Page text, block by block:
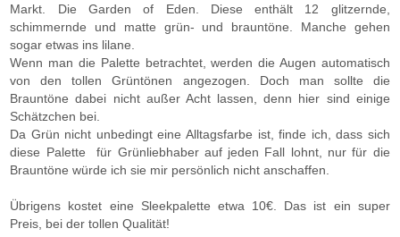
Markt. Die Garden of Eden. Diese enthält 12 glitzernde,
schimmernde und matte grün- und brauntöne. Manche gehen
sogar etwas ins lilane.
Wenn man die Palette betrachtet, werden die Augen automatisch
von den tollen Grüntönen angezogen. Doch man sollte die
Brauntöne dabei nicht außer Acht lassen, denn hier sind einige
Schätzchen bei.
Da Grün nicht unbedingt eine Alltagsfarbe ist, finde ich, dass sich
diese Palette für Grünliebhaber auf jeden Fall lohnt, nur für die
Brauntöne würde ich sie mir persönlich nicht anschaffen.
Übrigens kostet eine Sleekpalette etwa 10€. Das ist ein super
Preis, bei der tollen Qualität!